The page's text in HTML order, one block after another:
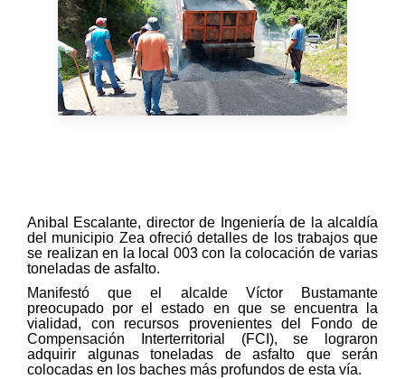
Anibal Escalante, director de Ingeniería de la alcaldía
del municipio Zea ofreció detalles de los trabajos que
se realizan en la local 003 con la colocación de varias
toneladas de asfalto.
Manifestó que el alcalde Víctor Bustamante
preocupado por el estado en que se encuentra la
vialidad, con recursos provenientes del Fondo de
Compensación Interterritorial (FCI), se lograron
adquirir algunas toneladas de asfalto que serán
colocadas en los baches más profundos de esta vía.